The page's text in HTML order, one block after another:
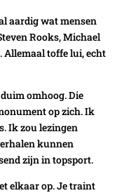
aardig wat mensen
Rooks, Michael
toffe lui, echt
omhoog. Die
op zich. Ik
Ik zou lezingen
kunnen
zijn in topsport.
elkaar op. Je traint